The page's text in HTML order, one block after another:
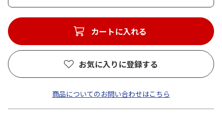
カートに入れる
お気に入りに登録する
商品についてのお問い合わせはこちら